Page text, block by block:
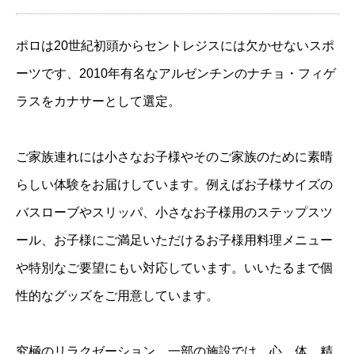
ポロは20世紀初頭からセントレジスには欠かせないスポ
ーツです、2010年有名なアルゼンチンのナチョ・フィゲ
ラスをカナサーとして選定。
ご家族連れには小さなお子様やそのご家族のために素晴
らしい体験をお届けしています。例えばお子様サイズの
バスローブやスリッパ、小さなお子様用のステップスツ
ール、お子様にご満足いただけるお子様用料理メニュー
や特別なご要望にもい対応しています。いいたるまで個
性的なグッズをご用意しています。